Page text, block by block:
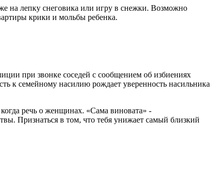
на лепку снеговика или игру в снежки. Возможно
крики и мольбы ребенка.
при звонке соседей с сообщением об избиениях
к семейному насилию рождает уверенность насильника
речь о женщинах. «Сама виновата» -
Признаться в том, что тебя унижает самый близкий